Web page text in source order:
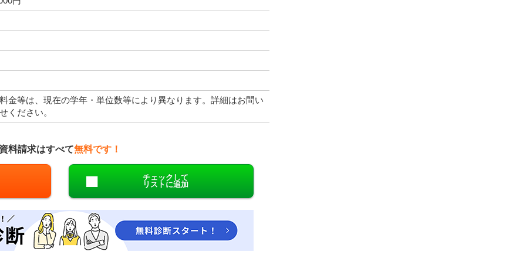
金等は、現在の学年・単位数等により異なります。詳細はお問い
ください。
料請求はすべて無料です！
チェックして
リストに追加